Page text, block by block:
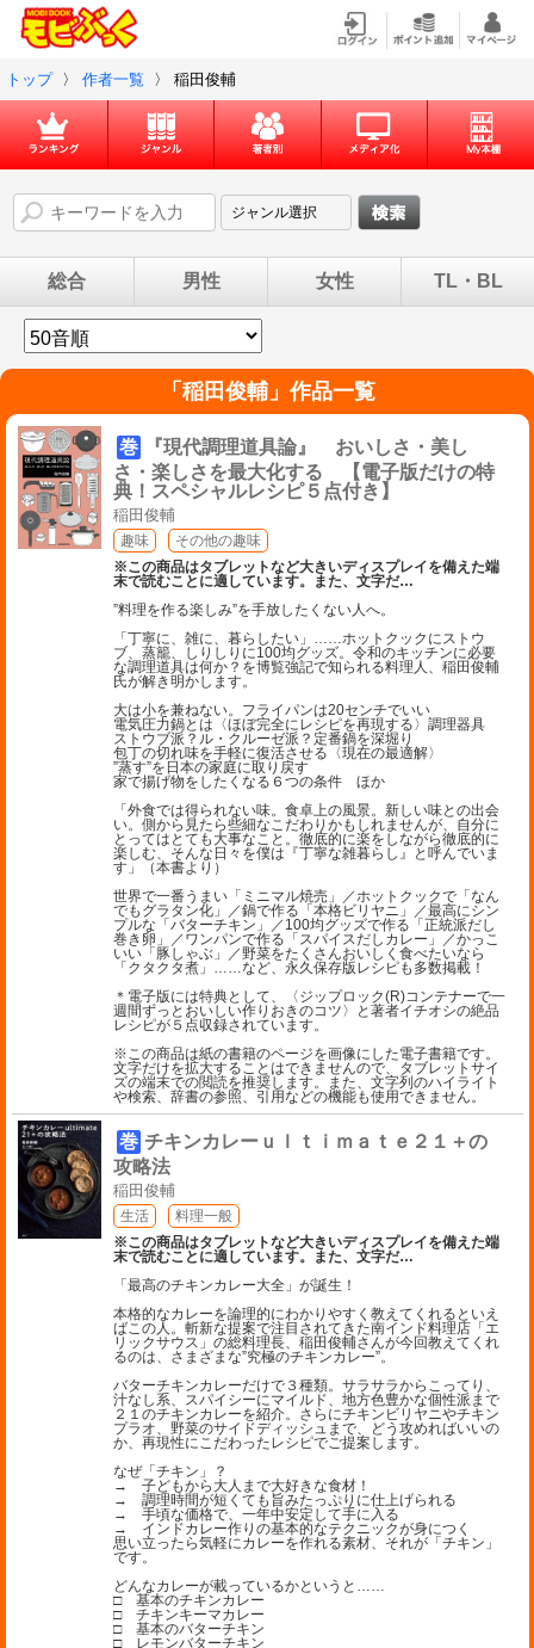
トップ 〉 作者一覧 〉 稲田俊輔
総合 男性 女性 TL・BL
「 稲田俊輔」作品一覧
巻
『現代調理道具論』 おいしさ・美し
さ・楽しさを最大化する 【電子版だけの特
典！スペシャルレシピ５点付き】
稲田俊輔
趣味
その他の趣味
※この商品はタブレットなど大きいディスプレイを備えた端
末で読むことに適しています。また、文字だ…
”料理を作る楽しみ”を手放したくない人へ。
「丁寧に、雑に、暮らしたい」……ホットクックにストウ
ブ、蒸籠、しりしりに100均グッズ。令和のキッチンに必要
な調理道具は何か？を博覧強記で知られる料理人、稲田俊輔
氏が解き明かします。
大は小を兼ねない。フライパンは20センチでいい
電気圧力鍋とは〈ほぼ完全にレシピを再現する〉調理器具
ストウブ派？ル・クルーゼ派？定番鍋を深堀り
包丁の切れ味を手軽に復活させる〈現在の最適解〉
”蒸す”を日本の家庭に取り戻す
家で揚げ物をしたくなる６つの条件 ほか
「外食では得られない味。食卓上の風景。新しい味との出会
い。側から見たら些細なこだわりかもしれませんが、自分に
とってはとても大事なこと。徹底的に楽をしながら徹底的に
楽しむ、そんな日々を僕は『丁寧な雑暮らし』と呼んでいま
す」（本書より）
世界で一番うまい「ミニマル焼売」／ホットクックで「なん
でもグラタン化」／鍋で作る「本格ビリヤニ」／最高にシン
プルな「バターチキン」／100均グッズで作る「正統派だし
巻き卵」／ワンパンで作る「スパイスだしカレー」／かっこ
いい「豚しゃぶ」／野菜をたくさんおいしく食べたいなら
「クタクタ煮」……など、永久保存版レシピも多数掲載！
＊電子版には特典として、〈ジップロック(R)コンテナーで一
週間ずっとおいしい作りおきのコツ〉と著者イチオシの絶品
レシピが５点収録されています。
※この商品は紙の書籍のページを画像にした電子書籍です。
文字だけを拡大することはできませんので、タブレットサイ
ズの端末での閲読を推奨します。また、文字列のハイライト
や検索、辞書の参照、引用などの機能も使用できません。
巻 チキンカレーｕｌｔｉｍａｔｅ２１＋の
攻略法
稲田俊輔
生活
料理一般
※この商品はタブレットなど大きいディスプレイを備えた端
末で読むことに適しています。また、文字だ…
「最高のチキンカレー大全」が誕生！
本格的なカレーを論理的にわかりやすく教えてくれるといえ
ばこの人。斬新な提案で注目されてきた南インド料理店「エ
リックサウス」の総料理長、稲田俊輔さんが今回教えてくれ
るのは、さまざまな”究極のチキンカレー”。
バターチキンカレーだけで３種類。サラサラからこってり、
汁なし系、スパイシーにマイルド、地方色豊かな個性派まで
２１のチキンカレーを紹介。さらにチキンビリヤニやチキン
プラオ、野菜のサイドディッシュまで、どう攻めればいいの
か、再現性にこだわったレシピでご提案します。
なぜ「チキン」？
→ 子どもから大人まで大好きな食材！
→ 調理時間が短くても旨みたっぷりに仕上げられる
→ 手頃な価格で、一年中安定して手に入る
→ インドカレー作りの基本的なテクニックが身につく
思い立ったら気軽にカレーを作れる素材、それが「チキン」
です。
どんなカレーが載っているかというと……
□ 基本のチキンカレー
□ チキンキーマカレー
□ 基本のバターチキン
□ レモンバターチキン